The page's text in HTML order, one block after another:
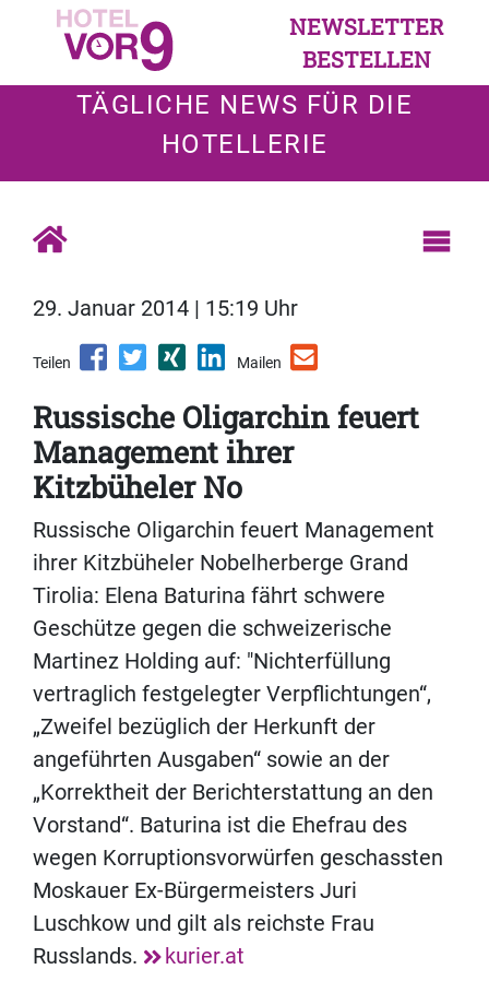
NEWSLETTER
BESTELLEN
TÄGLICHE NEWS FÜR DIE
HOTELLERIE
29. Januar 2014 | 15:19 Uhr
Teilen Mailen
Russische Oligarchin feuert
Management ihrer
Kitzbüheler No
Russische Oligarchin feuert Management
ihrer Kitzbüheler Nobelherberge Grand
Tirolia: Elena Baturina fährt schwere
Geschütze gegen die schweizerische
Martinez Holding auf: "Nichterfüllung
vertraglich festgelegter Verpflichtungen“,
„Zweifel bezüglich der Herkunft der
angeführten Ausgaben“ sowie an der
„Korrektheit der Berichterstattung an den
Vorstand“. Baturina ist die Ehefrau des
wegen Korruptionsvorwürfen geschassten
Moskauer Ex-Bürgermeisters Juri
Luschkow und gilt als reichste Frau
Russlands.
kurier.at